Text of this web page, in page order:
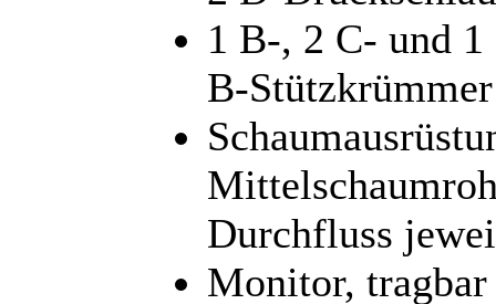
1 B-, 2 C- und
B-Stützkrümmer
Durchfluss
Monitor, tragbar